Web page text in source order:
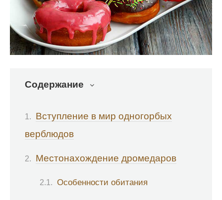
Содержание
Вступление в мир одногорбых
верблюдов
Местонахождение дромедаров
Особенности обитания